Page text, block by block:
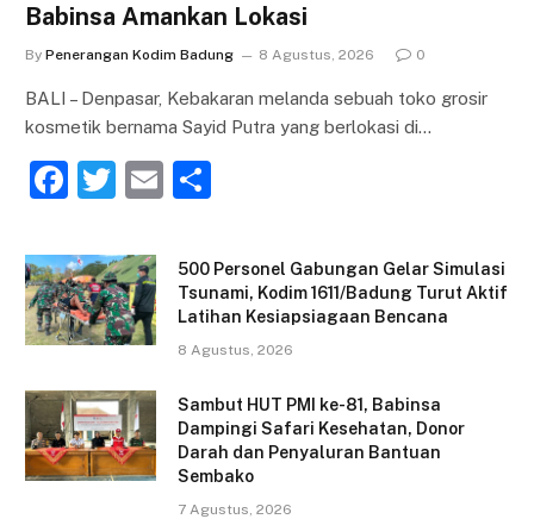
Babinsa Amankan Lokasi
By Penerangan Kodim Badung 8 Agustus, 2026 0
BALI – Denpasar, Kebakaran melanda sebuah toko grosir
kosmetik bernama Sayid Putra yang berlokasi di…
F
c
e
b
o
k
T
itt
er
E
ai ar
e
500 Personel Gabungan Gelar Simulasi
Tsunami, Kodim 1611/Badung Turut Aktif
Latihan Kesiapsiagaan Bencana
8 Agustus, 2026
Sambut HUT PMI ke-81, Babinsa
Dampingi Safari Kesehatan, Donor
Darah dan Penyaluran Bantuan
Sembako
7 Agustus, 2026